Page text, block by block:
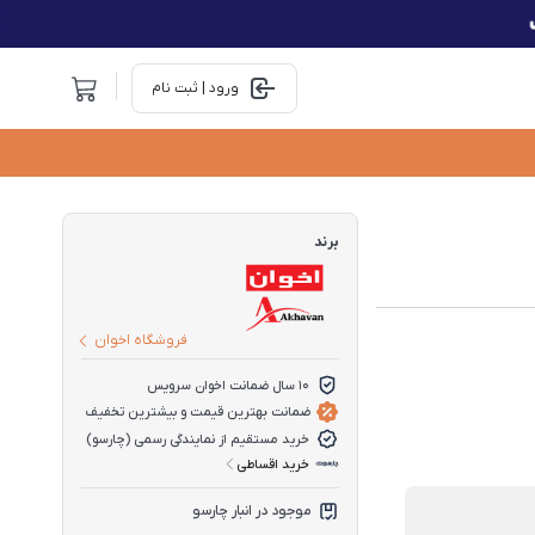
ورود | ثبت نام
برند
فروشگاه اخوان
10 سال ضمانت اخوان سرویس
ضمانت بهترین قیمت و بیشترین تخفیف
خرید مستقیم از نمایندگی رسمی (چارسو)
خرید اقساطی
موجود در انبار چارسو